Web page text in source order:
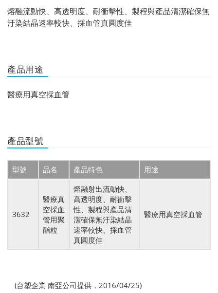
熔融流動快、高透明度、耐衝擊性、製程與產品清潔確保無
汙染結晶速率較快、採血管真圓度佳
產品用途
醫療用真空採血管
產品型號
型號 品名 產品特色 用途
3632
醫療真
空採血
管用聚
酯粒
熔融射出流動快、
高透明度、耐衝擊
性、製程與產品清
潔確保無汙染結晶
速率較快、採血管
真圓度佳
醫療用真空採血管
(台塑企業 南亞公司提供，2016/04/25)